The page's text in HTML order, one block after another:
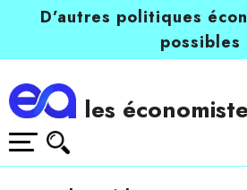
D’autres politiques
possibles
les